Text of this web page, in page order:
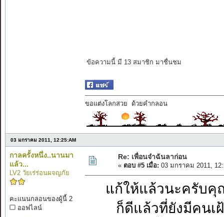
ข้อความนี้ มี 13 สมาชิก มาชื่นชม
ขอแต่งโลกสวย ด้วยคำกลอน
03 มกราคม 2011, 12:25:AM
กาลครั้งหนึ่ง..นานมา
แล้ว...
LV2 วัยเร่ร่อนผจญภัย
คะแนนกลอนของผู้นี้ 2
ออฟไลน์
Re: เพื่อนจ๋าฉันลาก่อน
« ตอบ #5 เมื่อ: 03 มกราคม 2011,
แก้ให้แล้วนะครับคุ
ก็ดีแล้วที่ยังมีคนเ